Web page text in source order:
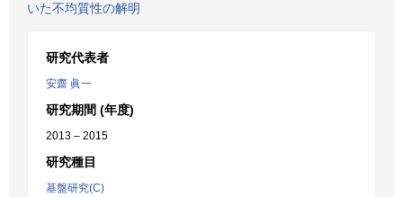
いた不均質性の解明
研究代表者
安齋 眞一
研究期間 (年度)
2013 – 2015
研究種目
基盤研究(C)